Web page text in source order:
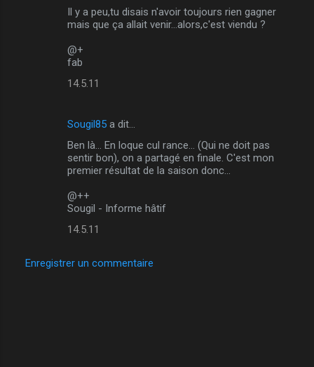
Il y a peu,tu disais n'avoir toujours rien gagner
mais que ça allait venir...alors,c'est viendu ?
@+
fab
14.5.11
Sougil85 a dit…
Ben là... En loque cul rance... (Qui ne doit pas
sentir bon), on a partagé en finale. C'est mon
premier résultat de la saison donc...
@++
Sougil - Informe hâtif
14.5.11
Enregistrer un commentaire